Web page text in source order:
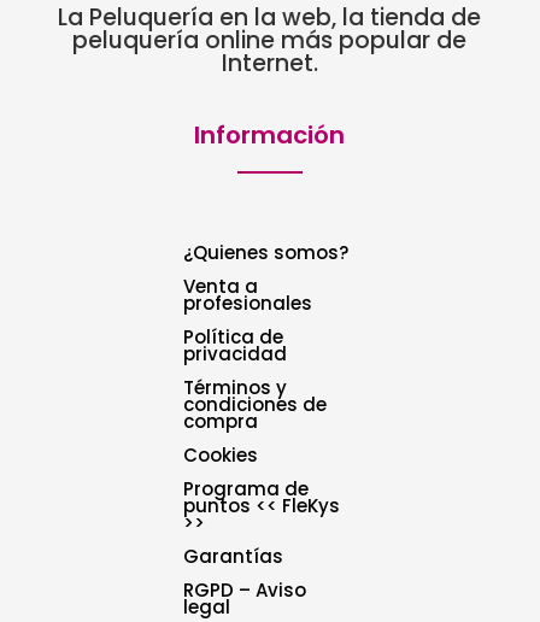
La Peluquería en la web, la tienda de
peluquería online más popular de
Internet.
Información
¿Quienes somos?
Venta a
profesionales
Política de
privacidad
Términos y
condiciones de
compra
Cookies
Programa de
puntos << FleKys
>>
Garantías
RGPD – Aviso
legal